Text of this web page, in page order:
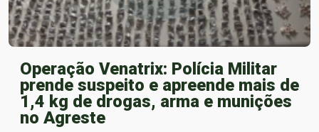
Operação Venatrix: Polícia Militar
prende suspeito e apreende mais de
1,4 kg de drogas, arma e munições
no Agreste